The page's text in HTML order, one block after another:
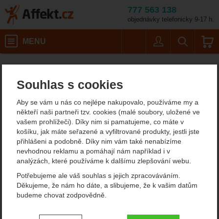
Souhlas s cookies
Aby se vám u nás co nejlépe nakupovalo, používáme my a
někteří naši partneři tzv. cookies (malé soubory, uložené ve
vašem prohlížeči). Díky nim si pamatujeme, co máte v
košíku, jak máte seřazené a vyfiltrované produkty, jestli jste
přihlášeni a podobně. Díky nim vám také nenabízíme
nevhodnou reklamu a pomáhají nám například i v
analýzách, které používáme k dalšímu zlepšování webu.
Potřebujeme ale váš souhlas s jejich zpracováváním.
Děkujeme, že nám ho dáte, a slibujeme, že k vašim datům
budeme chovat zodpovědně.
Nastavení souhlasů s kategoriemi
777 563 138
objednávky telefonicky 9-17 h.
MENU
Black Diamond
Black Diamond White Gold
Chalk 200g magnezium
Fotografie